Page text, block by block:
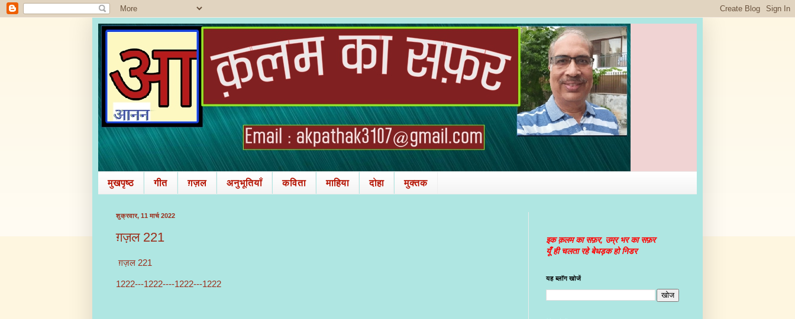
मुखपृष्ठ गीत ग़ज़ल अनुभूतियाँ कविता माहिया दोहा मुक्तक
शुक्रवार, 11 मार्च 2022
ग़ज़ल 221
ग़ज़ल 221
1222---1222----1222---1222
इक क़लम का सफ़र, उम्र भर का सफ़र
यूँ ही चलता रहे बेधड़क हो निडर
यह ब्लॉग खोजें